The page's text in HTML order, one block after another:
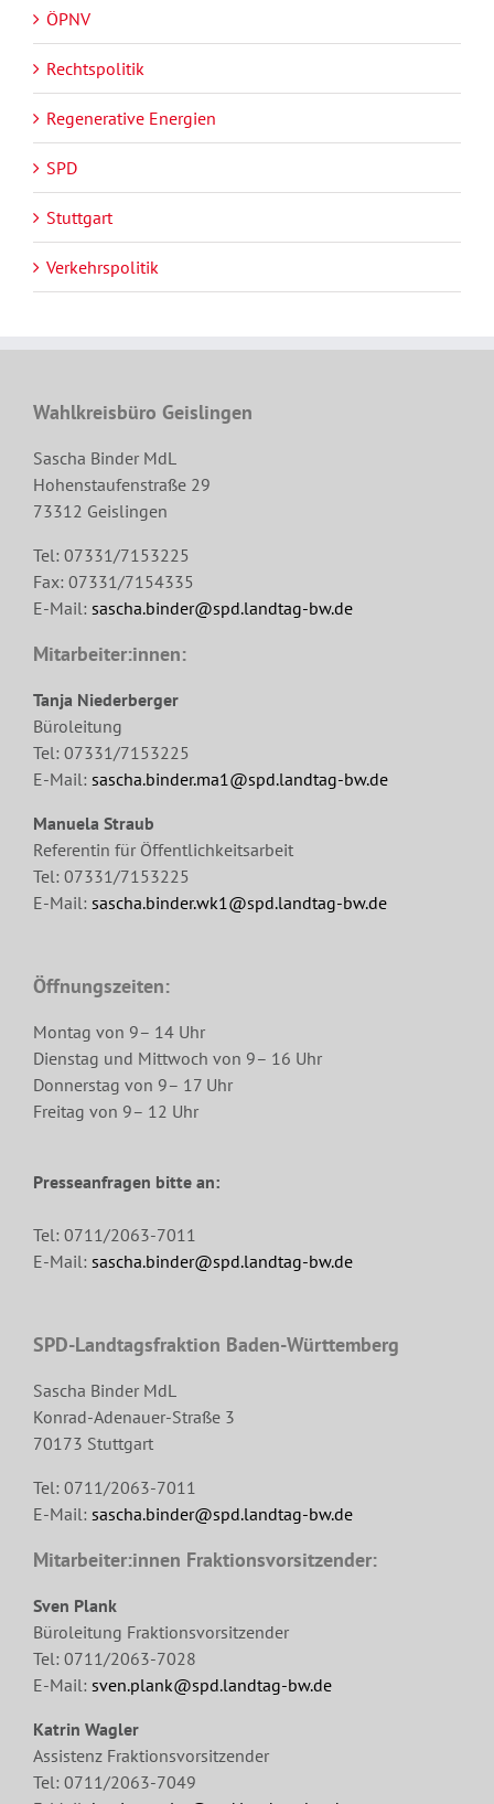
ÖPNV
Rechtspolitik
Regenerative Energien
SPD
Stuttgart
Verkehrspolitik
Wahlkreisbüro Geislingen
Sascha Binder MdL
Hohenstaufenstraße 29
73312 Geislingen
Tel: 07331/7153225
Fax: 07331/7154335
E-Mail: sascha.binder@spd.landtag-bw.de
Mitarbeiter:innen:
Tanja Niederberger
Büroleitung
Tel: 07331/7153225
E-Mail: sascha.binder.ma1@spd.landtag-bw.de
Manuela Straub
Referentin für Öffentlichkeitsarbeit
Tel: 07331/7153225
E-Mail: sascha.binder.wk1@spd.landtag-bw.de
Öffnungszeiten:
Montag von 9– 14 Uhr
Dienstag und Mittwoch von 9– 16 Uhr
Donnerstag von 9– 17 Uhr
Freitag von 9– 12 Uhr
Presseanfragen bitte an:
Tel: 0711/2063-7011
E-Mail: sascha.binder@spd.landtag-bw.de
SPD-Landtagsfraktion Baden-Württemberg
Sascha Binder MdL
Konrad-Adenauer-Straße 3
70173 Stuttgart
Tel: 0711/2063-7011
E-Mail: sascha.binder@spd.landtag-bw.de
Mitarbeiter:innen Fraktionsvorsitzender:
Sven Plank
Büroleitung Fraktionsvorsitzender
Tel: 0711/2063-7028
E-Mail: sven.plank@spd.landtag-bw.de
Katrin Wagler
Assistenz Fraktionsvorsitzender
Tel: 0711/2063-7049